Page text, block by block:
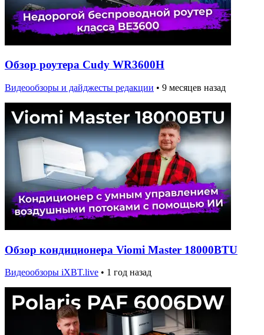
Обзор роутера Cudy WR3600H
Видеообзоры и дайджесты редакции • 9 месяцев назад
Обзор кондиционера Viomi Master 18000BTU
Видеообзоры iXBT.live • 1 год назад